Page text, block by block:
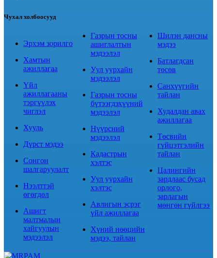
Чухал холбоосууд
Эрхэм зорилго
Хамтын
ажиллагаа
Үйл
ажиллагааны
тэргүүлэх
чиглэл
Хууль
Дүрст мэдээ
Сонгон
шалгаруулалт
Нээлттэй
өгөгдөл
Ашигт
малтмалын
хайгуулын
мэдээлэл
Газрын тосны
ашиглалтын
мэдээлэл
Уул уурхайн
мэдээлэл
Газрын тосны
бүтээгдэхүүний
мэдээлэл
Нүүрсний
мэдээлэл
Кадастрын
хэлтэс
Уул уурхайн
хэлтэс
Авлигын эсрэг
үйл ажиллагаа
Хүний нөөцийн
мэдээ, тайлан
Шилэн дансны
мэдээ
Батлагдсан
төсөв
Санхүүгийн
тайлан
Худалдан авах
ажиллагаа
Төсвийн
гүйцэтгэлийн
тайлан
Цалингийн
зардлаас бусад
орлого,
зарлагын
мөнгөн гүйлгээ